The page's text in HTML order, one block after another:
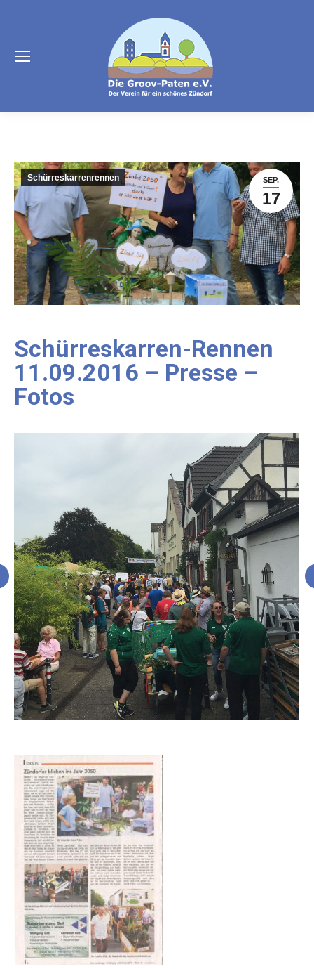
SEP.
17
Schürreskarrenrennen
Schürreskarren-Rennen
11.09.2016 – Presse –
Fotos